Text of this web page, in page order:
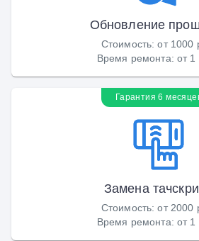
Обновление
Стоимость:от 1000
Время ремонта: от 1
Гарантия 6
Замена
Стоимость:от 2000
Время ремонта: от 1